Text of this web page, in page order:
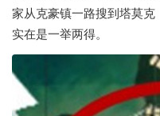
家从克豪镇一路搜到塔莫克
实在是一举两得。